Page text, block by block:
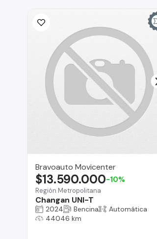
Bravoauto Movicenter
Región Metropolitana
Changan UNI-T
$13.590.000-10%
2024 Bencina
Automática
44046 km